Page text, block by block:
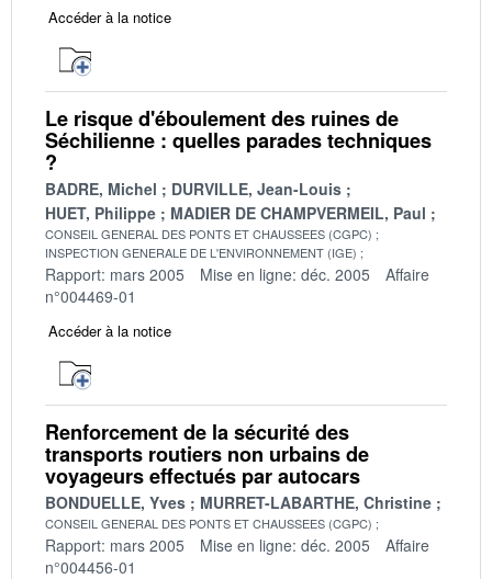
Accéder à la notice
Le risque d'éboulement des ruines de
Séchilienne : quelles parades techniques
?
BADRE, Michel
DURVILLE, Jean-Louis
HUET, Philippe
MADIER DE CHAMPVERMEIL, Paul
CONSEIL GENERAL DES PONTS ET CHAUSSEES (CGPC)
INSPECTION GENERALE DE L'ENVIRONNEMENT (IGE)
Rapport: mars 2005 Mise en ligne: déc. 2005
Affaire
n°004469-01
Accéder à la notice
Renforcement de la sécurité des
transports routiers non urbains de
voyageurs effectués par autocars
BONDUELLE, Yves MURRET-LABARTHE, Christine
CONSEIL GENERAL DES PONTS ET CHAUSSEES (CGPC)
Rapport: mars 2005 Mise en ligne: déc. 2005
Affaire
n°004456-01